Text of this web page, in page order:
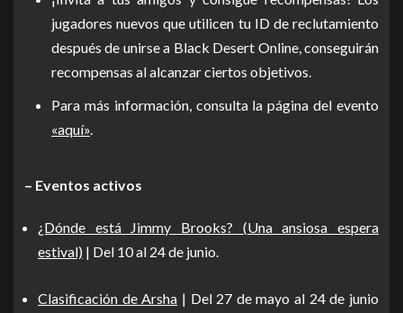
jugadores nuevos que utilicen tu ID de reclutamiento
después de unirse a Black Desert Online, conseguirán
recompensas al alcanzar ciertos objetivos.
Para más información, consulta la página del evento
«aquí».
– Eventos activos
¿Dónde está Jimmy Brooks? (Una ansiosa espera
estival) | Del 10 al 24 de junio.
Clasificación de Arsha | Del 27 de mayo al 24 de junio